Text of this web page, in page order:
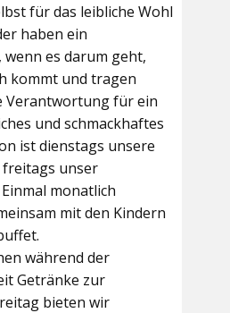
für das leibliche Wohl
haben ein
es darum geht,
kommt und tragen
Verantwortung für ein
und schmackhaftes
ist dienstags unsere
freitags unser
monatlich
mit den Kindern
während der
Getränke zur
bieten wir